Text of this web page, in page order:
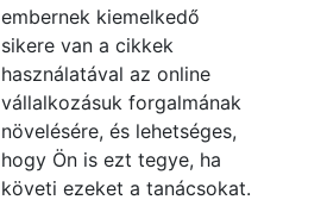
embernek kiemelkedő
sikere van a cikkek
használatával az online
vállalkozásuk forgalmának
növelésére, és lehetséges,
hogy Ön is ezt tegye, ha
követi ezeket a tanácsokat.